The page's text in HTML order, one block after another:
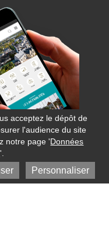
acceptez le dépôt de
l'audience du site
notre page 'Données
'.
Personnaliser